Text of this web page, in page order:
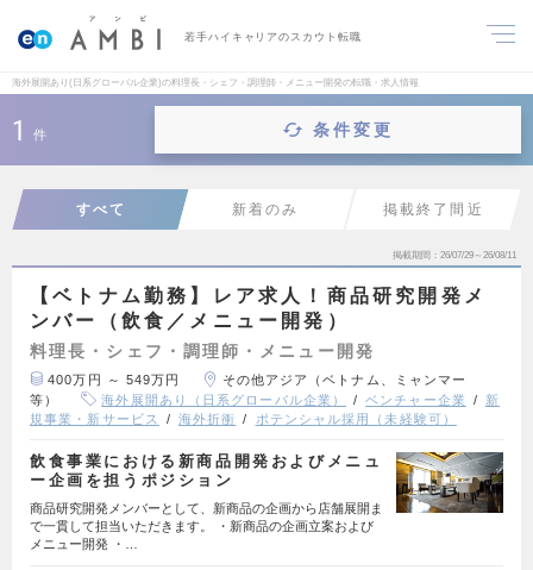
若手ハイキャリアのスカウト転職
海外展開あり(日系グローバル企業)の料理長・シェフ・調理師・メニュー開発の転職・求人情報
1 件 条件変更
すべて 新着のみ 掲載終了間近
掲載期間 26/07/29～26/08/11
【ベトナム勤務】レア求人！商品研究開発メ
ンバー（飲食／メニュー開発）
料理長・シェフ・調理師・メニュー開発
400万円 ～ 549万円
その他アジア（ベトナム、ミャンマー
等）
海外展開あり（日系グローバル企業） ベンチャー企業
新
規事業・新サービス
海外折衝 ポテンシャル採用（未経験可）
飲食事業における新商品開発およびメニュ
ー企画を担うポジション
商品研究開発メンバーとして、新商品の企画から店舗展開ま
で一貫して担当いただきます。 ・新商品の企画立案および
メニュー開発 ・…